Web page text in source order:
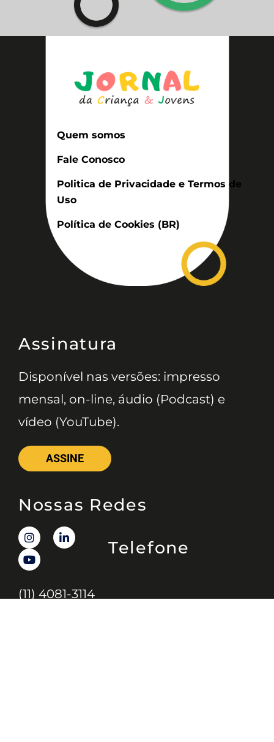
Quem somos
Fale Conosco
Politica de Privacidade e Termos de
Uso
Política de Cookies (BR)
Assinatura
Disponível nas versões: impresso
mensal, on-line, áudio (Podcast) e
vídeo (YouTube).
ASSINE
Nossas Redes
Telefone
(11) 4081-3114